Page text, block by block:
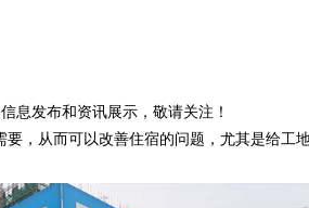
息发布和资讯展示，敬请关注！
，从而可以改善住宿的问题，尤其是给工